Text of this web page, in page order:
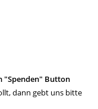
"Spenden" Button
dann gebt uns bitte